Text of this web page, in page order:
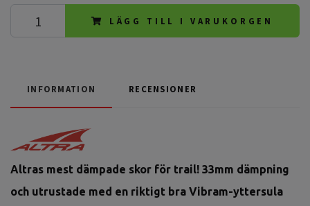
LÄGG TILL I VARUKORGEN
INFORMATION RECENSIONER
Altras mest dämpade skor för trail! 33mm dämpning
och utrustade med en riktigt bra Vibram-yttersula